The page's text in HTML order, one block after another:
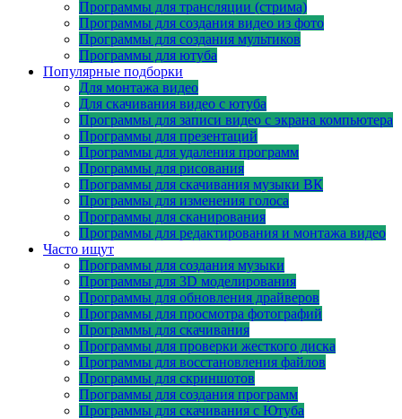
Программы для трансляции (стрима)
Программы для создания видео из фото
Программы для создания мультиков
Программы для ютуба
Популярные подборки
Для монтажа видео
Для скачивания видео с ютуба
Программы для записи видео с экрана компьютера
Программы для презентаций
Программы для удаления программ
Программы для рисования
Программы для скачивания музыки ВК
Программы для изменения голоса
Программы для сканирования
Программы для редактирования и монтажа видео
Часто ищут
Программы для создания музыки
Программы для 3D моделирования
Программы для обновления драйверов
Программы для просмотра фотографий
Программы для скачивания
Программы для проверки жесткого диска
Программы для восстановления файлов
Программы для скриншотов
Программы для создания программ
Программы для скачивания с Ютуба